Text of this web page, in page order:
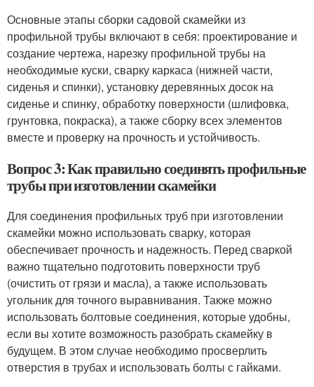
Основные этапы сборки садовой скамейки из
профильной трубы включают в себя: проектирование и
создание чертежа, нарезку профильной трубы на
необходимые куски, сварку каркаса (нижней части,
сиденья и спинки), установку деревянных досок на
сиденье и спинку, обработку поверхности (шлифовка,
грунтовка, покраска), а также сборку всех элементов
вместе и проверку на прочность и устойчивость.
Вопрос 3: Как правильно соединять профильные
трубы при изготовлении скамейки
Для соединения профильных труб при изготовлении
скамейки можно использовать сварку, которая
обеспечивает прочность и надежность. Перед сваркой
важно тщательно подготовить поверхности труб
(очистить от грязи и масла), а также использовать
угольник для точного выравнивания. Также можно
использовать болтовые соединения, которые удобны,
если вы хотите возможность разобрать скамейку в
будущем. В этом случае необходимо просверлить
отверстия в трубах и использовать болты с гайками.